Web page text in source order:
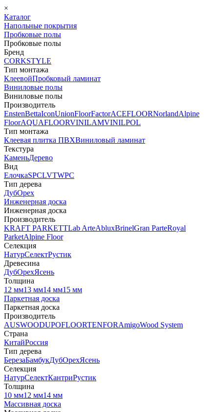
×
Каталог
Напольные покрытия
Пробковые полы
Пробковые полы
Бренд
CORKSTYLE
Тип монтажа
КлеевойПробковый ламинат
Виниловые полы
Виниловые полы
Производитель
EnstenBettaIconUnionFloorFactorACEFLOORNorlandAlpine
FloorAQUAFLOORVINILAMVINILPOL
Тип монтажа
Клеевая плитка ПВХВиниловый ламинат
Текстура
КаменьДерево
Вид
ЕлочкаSPCLVTWPC
Тип дерева
ДубОрех
Инженерная доска
Инженерная доска
Производитель
KRAFT PARKETTLab ArteAbluxBrinelGran ParteRoyal
ParketAlpine Floor
Селекция
НатурСелектРустик
Древесина
ДубОрехЯсень
Толщина
12 мм13 мм14 мм15 мм
Паркетная доска
Паркетная доска
Производитель
AUSWOODUPOFLOORTENFORAmigoWood System
Страна
КитайРоссия
Тип дерева
БерезаБамбукДубОрехЯсень
Селекция
НатурСелектКантриРустик
Толщина
10 мм12 мм14 мм
Массивная доска